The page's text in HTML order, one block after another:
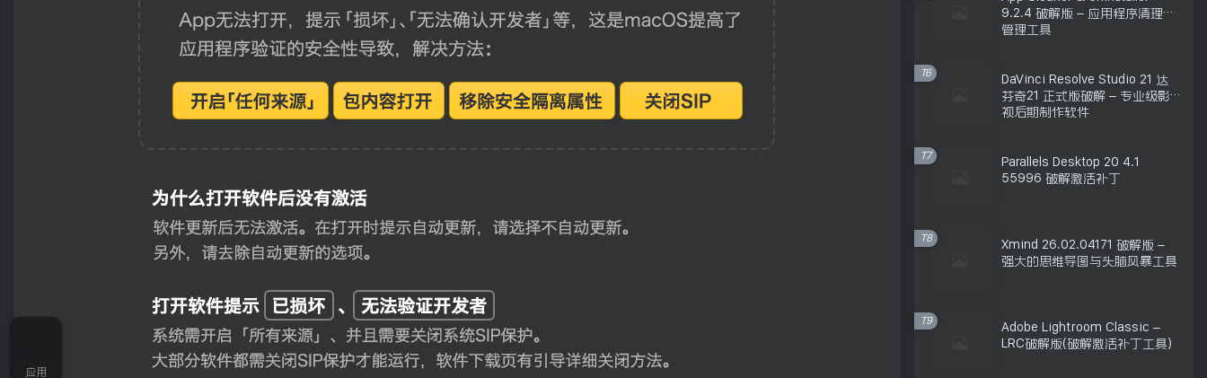
9.2.4 破解版 – 应用程序清理和
管理工具
DaVinci Resolve Studio 21 达
芬奇21 正式版破解 – 专业级影
视后期制作软件
T6
Parallels Desktop 20 4.1
55996 破解激活补丁
T7
Xmind 26.02.04171 破解版 –
强大的思维导图与头脑风暴工具
T8
Adobe Lightroom Classic –
LRC破解版(破解激活补丁工具)
T9
应用